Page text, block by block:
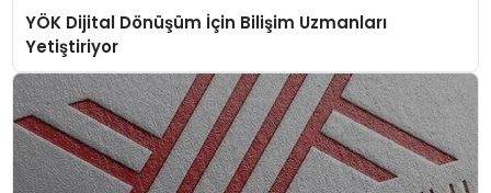
YÖK Dijital Dönüşüm İçin Bilişim Uzmanları
Yetiştiriyor